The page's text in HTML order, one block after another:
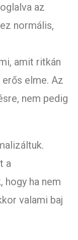
az
normális,
amit ritkán
elme. Az
nem pedig
a
hogy ha nem
valami baj